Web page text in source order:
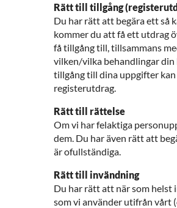
Rätt till tillgång
Du har rätt att begära ett så
kommer du att få ett utdrag
få tillgång till, tillsammans
vilken/vilka behandlingar din
tillgång till dina uppgifter
registerutdrag.
Rätt till rättelse
Om vi har felaktiga
dem. Du har även rätt att
är ofullständiga.
Rätt till invändning
Du har rätt att när som helst
som vi använder utifrån vårt